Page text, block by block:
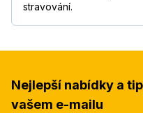
stravování.
Nejlepší nabídky a
vašem e-mailu